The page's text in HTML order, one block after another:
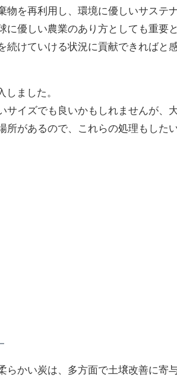
物を再利用し、環境に優しいサステ
に優しい農業のあり方としても重要
続けていける状況に貢献できればと
ました。
サイズでも良いかもしれませんが、
所があるので、これらの処理もした
らかい炭は、多方面で土壌改善に寄